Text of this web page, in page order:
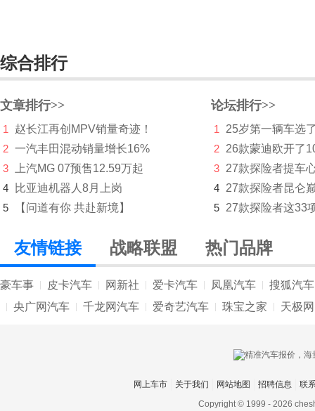
英菲尼迪
萤火虫
英力士
依维柯
远程汽车
远航汽车
云度新能源
知豆
综合排行
文章排行>>
1
赵长江再创MPV销量奇迹！
2 一汽丰田混动销量增长16%
3
上汽MG 07预售12.59万起
4
比亚迪机器人8月上岗
5
【问道有你 共赴新境】
论坛排行>>
1
25岁第一辆车选
2 26款蒙迪欧开了
3 27款探险者提车
4 27款探险者昆仑
5 27款探险者这33
友情链接 战略联盟 热门品牌
豪车事 皮卡汽车 网新社 爱卡汽车 凤凰汽车 搜狐汽车
央广网汽车 千龙网汽车 爱奇艺汽车 珠宝之家 天极网
网上车市 关于我们 网站地图 招聘信息
联
Copyright © 1999 - 2026